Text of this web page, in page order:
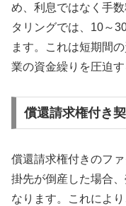
め、利息ではなく手
タリングでは、10～
ます。これは短期間
業の資金繰りを圧迫
償還請求権付き
償還請求権付きのフ
掛先が倒産した場合
なります。これによ